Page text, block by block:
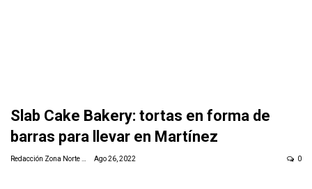
Slab Cake Bakery: tortas en forma de
barras para llevar en Martínez
Ago 26, 2022 0